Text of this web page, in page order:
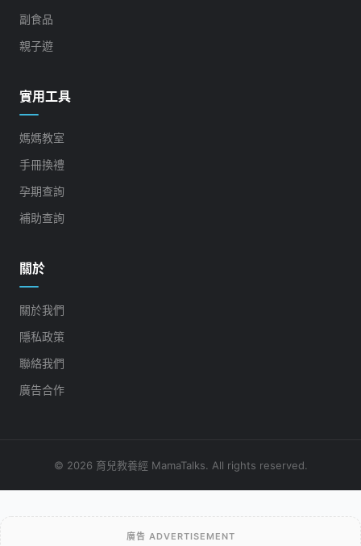
副食品
親子遊
實用工具
媽媽教室
手冊換禮
孕期查詢
補助查詢
關於
關於我們
隱私政策
聯絡我們
廣告合作
© 2026 育兒教養經 MamaTalks. All rights reserved.
廣告 ADVERTISEMENT